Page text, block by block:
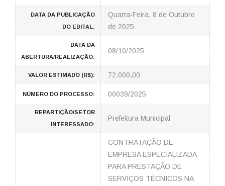
DATA DA PUBLICAÇÃO
DO EDITAL:
Quarta-Feira, 8 de Outubro
de 2025
DATA DA
ABERTURA/REALIZAÇÃO:
08/10/2025
VALOR ESTIMADO (R$): 72.000,00
NÚMERO DO PROCESSO: 00039/2025
REPARTIÇÃO/SETOR
INTERESSADO:
Prefeitura Municipal
CONTRATAÇÃO DE
EMPRESA ESPECIALIZADA
PARA PRESTAÇÃO DE
SERVIÇOS TÉCNICOS NA